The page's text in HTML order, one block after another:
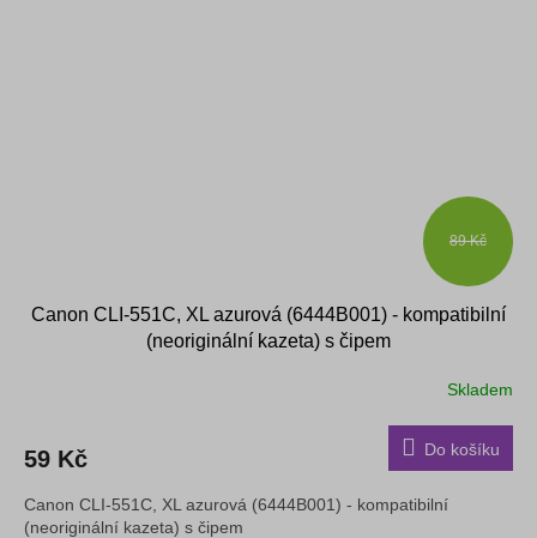
89 Kč
Canon CLI-551C, XL azurová (6444B001) - kompatibilní
(neoriginální kazeta) s čipem
Skladem
59 Kč Do košíku
Canon CLI-551C, XL azurová (6444B001) - kompatibilní
(neoriginální kazeta) s čipem